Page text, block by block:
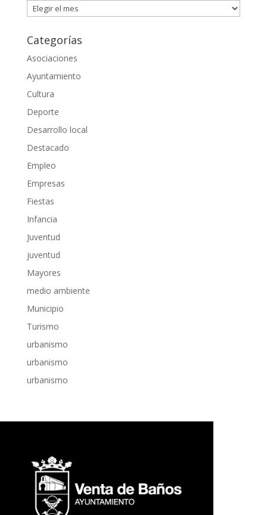
Archivos
Categorías
Asociaciones
Ayuntamiento
Cultura
Deporte
Desarrollo local
Destacado
Empleo
Empresas
Fiestas
Infancia
Juventud
juventud
Mayores
medio ambiente
Municipio
Turismo
urbanismo
urbanismo
urbanismo